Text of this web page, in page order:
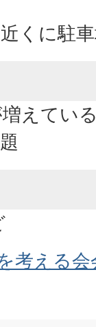
くに駐
えてい
考える